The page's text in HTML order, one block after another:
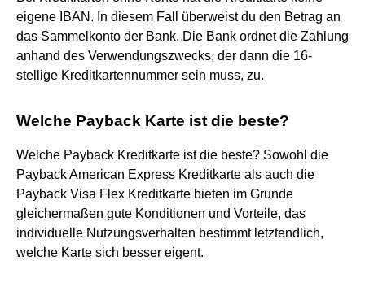
eigene IBAN. In diesem Fall überweist du den Betrag an
das Sammelkonto der Bank. Die Bank ordnet die Zahlung
anhand des Verwendungszwecks, der dann die 16-
stellige Kreditkartennummer sein muss, zu.
Welche Payback Karte ist die beste?
Welche Payback Kreditkarte ist die beste? Sowohl die
Payback American Express Kreditkarte als auch die
Payback Visa Flex Kreditkarte bieten im Grunde
gleichermaßen gute Konditionen und Vorteile, das
individuelle Nutzungsverhalten bestimmt letztendlich,
welche Karte sich besser eigent.